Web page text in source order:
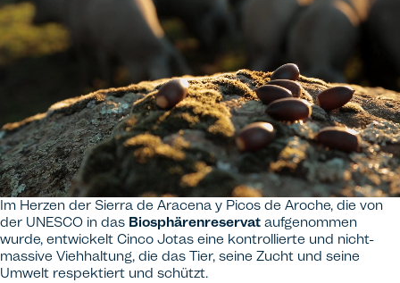
Im Herzen der Sierra de Aracena y Picos de Aroche, die von
der UNESCO in das Biosphärenreservat aufgenommen
wurde, entwickelt Cinco Jotas eine kontrollierte und nicht-
massive Viehhaltung, die das Tier, seine Zucht und seine
Umwelt respektiert und schützt.